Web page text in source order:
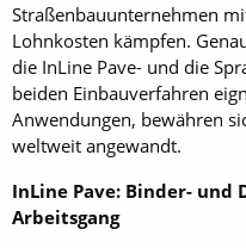
Straßenbauunternehmen
Lohnkosten kämpfen.
die InLine Pave- und die
beiden Einbauverfahren
Anwendungen, bewähren
weltweit angewandt.
InLine Pave: Binder- und
Arbeitsgang